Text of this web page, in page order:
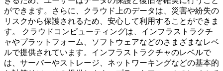
ができます。さらに、クラウド上のデータは、災害や紛失の
リスクから保護されるため、安心して利用することができま
す。 クラウドコンピューティングは、インフラストラクチ
ャやプラットフォーム、ソフトウェアなどのさまざまなレベ
ルで提供されています。インフラストラクチャのレベルで
は、サーバーやストレージ、ネットワーキングなどの基本的